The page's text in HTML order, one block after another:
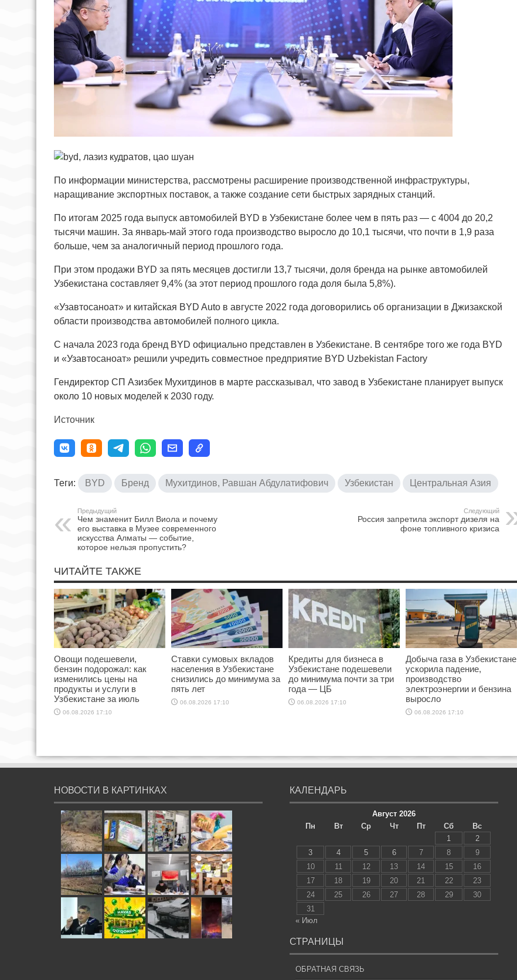
По информации министерства, рассмотрены расширение производственной инфраструктуры,
наращивание экспортных поставок, а также создание сети быстрых зарядных станций.
По итогам 2025 года выпуск автомобилей BYD в Узбекистане более чем в пять раз — с 4004 до 20,2
тысячи машин. За январь-май этого года производство выросло до 10,1 тысячи, что почти в 1,9 раза
больше, чем за аналогичный период прошлого года.
При этом продажи BYD за пять месяцев достигли 13,7 тысячи, доля бренда на рынке автомобилей
Узбекистана составляет 9,4% (за этот период прошлого года доля была 5,8%).
«Узавтосаноат» и китайская BYD Auto в августе 2022 года договорились об организации в Джизакской
области производства автомобилей полного цикла.
С начала 2023 года бренд BYD официально представлен в Узбекистане. В сентябре того же года BYD
и «Узавтосаноат» решили учредить совместное предприятие BYD Uzbekistan Factory
Гендиректор СП Азизбек Мухитдинов в марте рассказывал, что завод в Узбекистане планирует выпуск
около 10 новых моделей к 2030 году.
Источник
Теги: BYD Бренд Мухитдинов, Равшан Абдулатифович Узбекистан Центральная Азия
Предыдущий
Чем знаменит Билл Виола и почему
его выставка в Музее современного
искусства Алматы — событие,
которое нельзя пропустить?
Следующий
Россия запретила экспорт дизеля на
фоне топливного кризиса
ЧИТАЙТЕ ТАКЖЕ
Овощи подешевели,
бензин подорожал: как
изменились цены на
продукты и услуги в
Узбекистане за июль
06.08.2026 17:10
Ставки сумовых вкладов
населения в Узбекистане
снизились до минимума за
пять лет
06.08.2026 17:10
Кредиты для бизнеса в
Узбекистане подешевели
до минимума почти за три
года — ЦБ
06.08.2026 17:10
Добыча газа в Узбекистане
ускорила падение,
производство
электроэнергии и бензина
выросло
06.08.2026 17:10
НОВОСТИ В КАРТИНКАХ КАЛЕНДАРЬ
Август 2026
Пн
Вт Ср Чт Пт Сб
Вс
1
2
3
4 5 6 7 8
9
10
11 12 13 14 15
16
17
18 19 20 21 22
23
24
25 26 27 28 29
30
31
« Июл
СТРАНИЦЫ
ОБРАТНАЯ СВЯЗЬ